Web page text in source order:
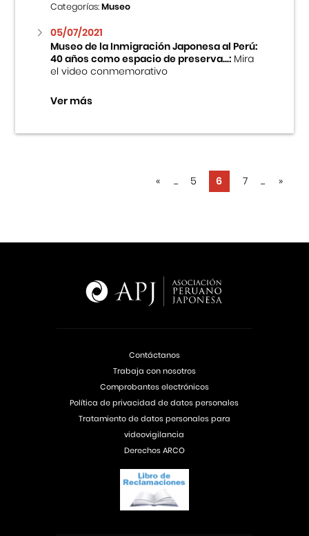
Categorías:Museo
05/07/2021
Museo de la Inmigración Japonesa al Perú:
40 años como espacio de preserva...:Mira
el video conmemorativo
Ver más
« ... 5 6 7 ... »
Contáctanos
Trabaja con nosotros
Comprobantes electrónicos
Política de privacidad de datos personales
Tratamiento de datos personales para
videovigilancia
Derechos ARCO